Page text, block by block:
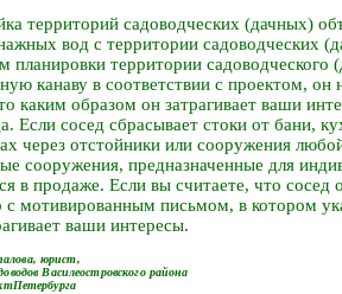
территорий садоводческих (дачных)
вод с территории садоводческих
территории садоводческого
канаву в соответствии с проектом, он
каким образом он затрагивает ваши
Если сосед сбрасывает стоки от бани,
через отстойники или сооружения
сооружения, предназначенные для
в продаже. Если вы считаете, что сосед
с мотивированным письмом, в котором
ваши интересы.
юрист,
Василеостровского района